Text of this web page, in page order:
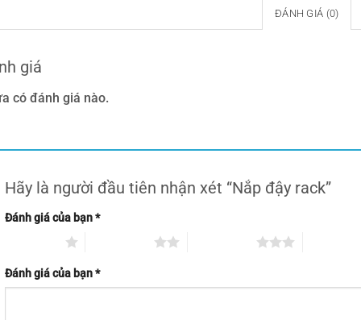
ĐÁNH GIÁ (0)
giá
có đánh giá nào.
Hãy là người đầu tiên nhận xét “Nắp đậy rack”
Đánh giá của bạn*
Đánh giá của bạn*